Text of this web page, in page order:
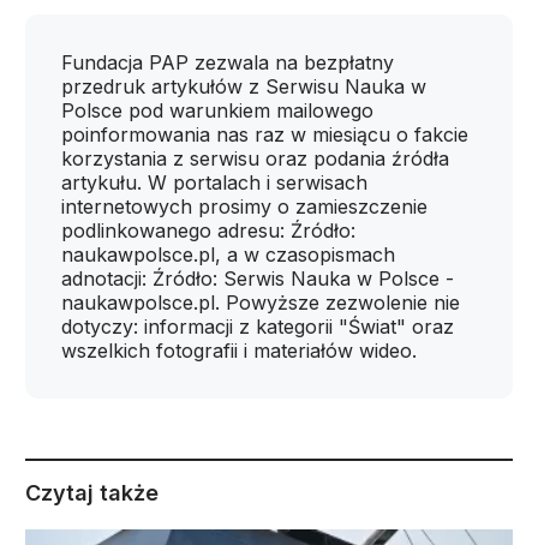
Fundacja PAP zezwala na bezpłatny
przedruk artykułów z Serwisu Nauka w
Polsce pod warunkiem mailowego
poinformowania nas raz w miesiącu o fakcie
korzystania z serwisu oraz podania źródła
artykułu. W portalach i serwisach
internetowych prosimy o zamieszczenie
podlinkowanego adresu: Źródło:
naukawpolsce.pl, a w czasopismach
adnotacji: Źródło: Serwis Nauka w Polsce -
naukawpolsce.pl. Powyższe zezwolenie nie
dotyczy: informacji z kategorii "Świat" oraz
wszelkich fotografii i materiałów wideo.
Czytaj także